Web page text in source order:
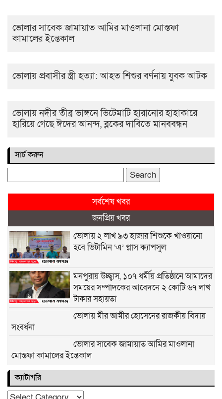
ভোলার সাবেক জামায়াত আমির মাওলানা মোস্তফা
কামালের ইন্তেকাল
ভোলায় প্রবাসীর স্ত্রী হত্যা: আহত শিশুর বর্ণনায় যুবক আটক
ভোলায় নদীর তীব্র ভাঙ্গনে ভিটেমাটি হারানোর হাহাকারে
হারিয়ে গেছে ঈদের আনন্দ, ব্লকের দাবিতে মানববন্ধন
সার্চ করুন
for:
সর্বশেষ খবর
জনপ্রিয় খবর
ভোলায় ২ লাখ ৯৩ হাজার শিশুকে খাওয়ানো
হবে ভিটামিন ‘এ’ প্লাস ক্যাপসুল
মনপুরায় উচ্ছ্বাস, ১০৭ ধর্মীয় প্রতিষ্ঠানে আমাদের
সময়ের সম্পাদকের আবেদনে ২ কোটি ৬৭ লাখ
টাকার সহায়তা
ভোলায় মীর আমীর হোসেনের রাজকীয় বিদায়
সংবর্ধনা
ভোলার সাবেক জামায়াত আমির মাওলানা
মোস্তফা কামালের ইন্তেকাল
ভোলায় যৌথ অভিযানে নকল সিগারেট জব্দ, শুল্ক
ফাঁকির বড় চালান আটক
ক্যাটাগরি
ক্যাটাগরি